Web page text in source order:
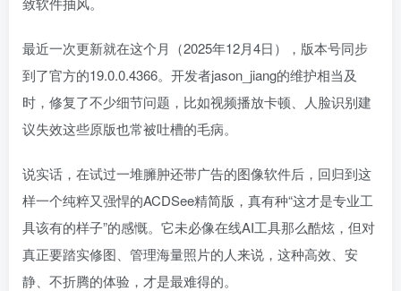
最近一次更新就在这个月（2025年12月4日），版本号同步
到了官方的19.0.0.4366。开发者jason_jiang的维护相当及
时，修复了不少细节问题，比如视频播放卡顿、人脸识别建
议失效这些原版也常被吐槽的毛病。
说实话，在试过一堆臃肿还带广告的图像软件后，回归到这
样一个纯粹又强悍的ACDSee精简版，真有种“这才是专业工
具该有的样子”的感慨。它未必像在线AI工具那么酷炫，但对
真正要踏实修图、管理海量照片的人来说，这种高效、安
静、不折腾的体验，才是最难得的。